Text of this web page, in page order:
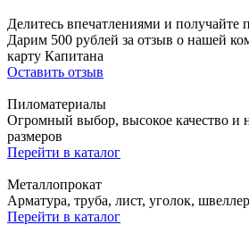
Делитесь впечатлениями и получайте
Дарим 500 рублей за отзыв о нашей
карту Капитана
Оставить отзыв
Пиломатериалы
Огромный выбор, высокое качество и
размеров
Перейти в каталог
Металлопрокат
Арматура, труба, лист, уголок,
Перейти в каталог